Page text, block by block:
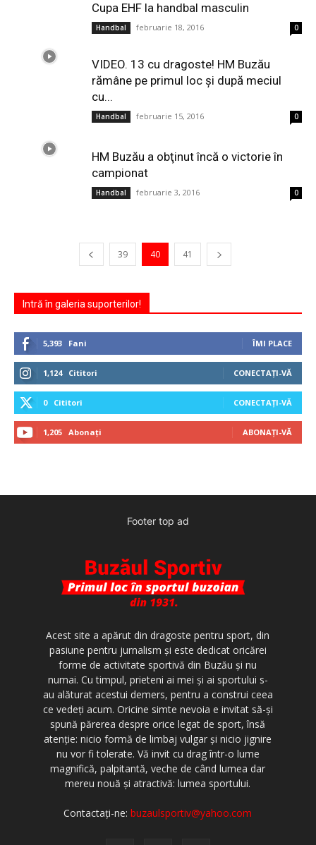
Cupa EHF la handbal masculin
Handbal februarie 18, 2016 0
VIDEO. 13 cu dragoste! HM Buzău
rămâne pe primul loc şi după meciul
cu...
Handbal februarie 15, 2016 0
HM Buzău a obţinut încă o victorie în
campionat
Handbal februarie 3, 2016 0
39 40 41
Intră în galeria suporterilor!
5,393 Fani ÎMI PLACE
1,124 Cititori CONECTAȚI-VĂ
0 Cititori CONECTAȚI-VĂ
1,205 Abonați ABONAȚI-VĂ
Footer top ad
Acest site a apărut din dragoste pentru sport, din
pasiune pentru jurnalism şi este dedicat oricărei
forme de activitate sportivă din Buzău şi nu
numai. Cu timpul, prieteni ai mei şi ai sportului s-
au alăturat acestui demers, pentru a construi ceea
ce vedeţi acum. Oricine simte nevoia e invitat să-şi
spună părerea despre orice legat de sport, însă
atenţie: nicio formă de limbaj vulgar şi nicio jignire
nu vor fi tolerate. Vă invit cu drag într-o lume
magnifică, palpitantă, veche de când lumea dar
mereu nouă şi atractivă: lumea sportului.
Contactați-ne:buzaulsportiv@yahoo.com